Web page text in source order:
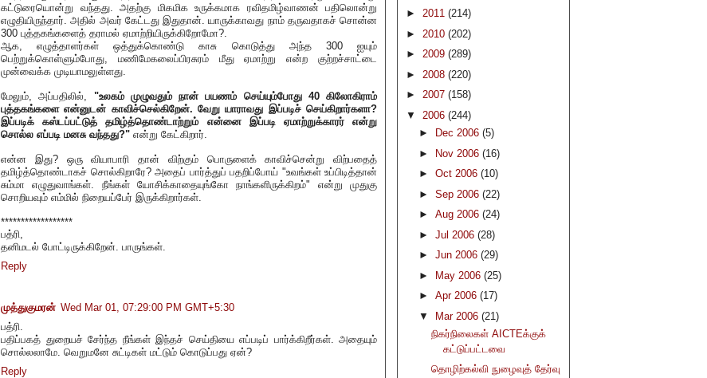
கட்டுரையொன்று வந்தது. அதற்கு மிகமிக உருக்கமாக ரவிதமிழ்வாணன் பதிலொன்று
எழுதியிருந்தார். அதில் அவர் கேட்டது இதுதான். யாருக்காவது நாம் தருவதாகச் சொன்ன
300 புத்தகங்களைத் தராமல் ஏமாற்றியிருக்கிறோமோ?.
ஆக, எழுத்தாளர்கள் ஒத்துக்கொண்டு காசு கொடுத்து அந்த 300 ஐயும்
பெற்றுக்கொள்ளும்போது, மணிமேகலைப்பிரசுரம் மீது ஏமாற்று என்ற குற்றச்சாட்டை
முன்வைக்க முடியாமலுள்ளது.
மேலும், அப்பதிலில், "உலகம் முழுவதும் நான் பயணம் செய்யும்போது 40 கிலோகிராம்
புத்தகங்களை என்னுடன் காவிச்செல்கிறேன். வேறு யாராவது இப்படிச் செய்கிறார்களா?
இப்படிக் கஸ்டப்பட்டுத் தமிழ்த்தொண்டாற்றும் என்னை இப்படி ஏமாற்றுக்காரர் என்று
சொல்ல எப்படி மனசு வந்தது?" என்று கேட்கிறார்.
என்ன இது? ஒரு வியாபாரி தான் விற்கும் பொருளைக் காவிச்சென்று விற்பதைத்
தமிழ்த்தொண்டாகச் சொல்கிறாரே? அதைப் பார்த்துப் பதறிப்போய் "உவங்கள் உப்பிடித்தான்
சும்மா எழுதுவாங்கள். நீங்கள் யோசிக்காதையுங்கோ நாங்களிருக்கிறம்" என்று முதுகு
சொறியவும் எம்மில் நிறையப்பேர் இருக்கிறார்கள்.
******************
பத்ரி,
தனிமடல் போட்டிருக்கிறேன். பாருங்கள்.
Reply
முத்துகுமரன் Wed Mar 01, 07:29:00 PM GMT+5:30
பத்ரி.
பதிப்பகத் துறையச் சேர்ந்த நீங்கள் இந்தச் செய்தியை எப்படிப் பார்க்கிறீர்கள். அதையும்
சொல்லலாமே. வெறுமனே சுட்டிகள் மட்டும் கொடுப்பது ஏன்?
Reply
► 2011 (214)
► 2010 (202)
► 2009 (289)
► 2008 (220)
► 2007 (158)
▼ 2006 (244)
►
Dec 2006 (5)
► Nov 2006 (16)
► Oct 2006 (10)
► Sep 2006 (22)
► Aug 2006 (24)
► Jul 2006 (28)
► Jun 2006 (29)
► May 2006 (25)
► Apr 2006 (17)
▼ Mar 2006 (21)
நிகர்நிலைகள் AICTEக்குக்
கட்டுப்பட்டவை
தொழிற்கல்வி நுழைவுத் தேர்வு